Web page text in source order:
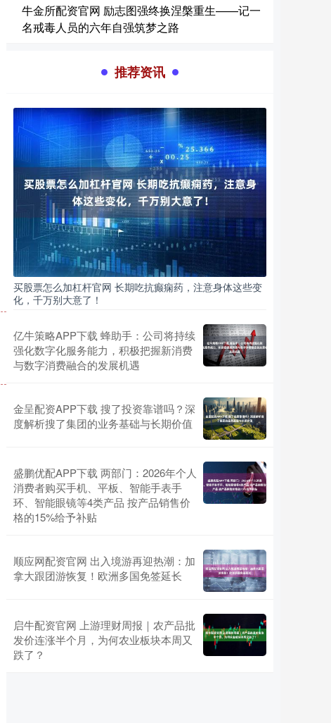
牛金所配资官网 励志图强终换涅槃重生——记一
名戒毒人员的六年自强筑梦之路
推荐资讯
买股票怎么加杠杆官网 长期吃抗癫痫药，注意身体这些变
化，千万别大意了！
亿牛策略APP下载 蜂助手：公司将持续
强化数字化服务能力，积极把握新消费
与数字消费融合的发展机遇
金呈配资APP下载 搜了投资靠谱吗？深
度解析搜了集团的业务基础与长期价值
盛鹏优配APP下载 两部门：2026年个人
消费者购买手机、平板、智能手表手
环、智能眼镜等4类产品 按产品销售价
格的15%给予补贴
顺应网配资官网 出入境游再迎热潮：加
拿大跟团游恢复！欧洲多国免签延长
启牛配资官网 上游理财周报｜农产品批
发价连涨半个月，为何农业板块本周又
跌了？